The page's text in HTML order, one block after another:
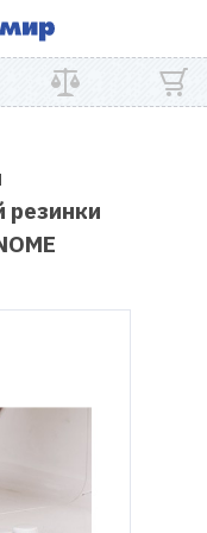
резинки